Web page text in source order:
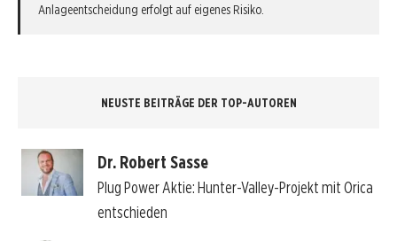
Anlageentscheidung erfolgt auf eigenes Risiko.
NEUSTE BEITRÄGE DER TOP-AUTOREN
Dr. Robert Sasse
Plug Power Aktie: Hunter-Valley-Projekt mit Orica
entschieden